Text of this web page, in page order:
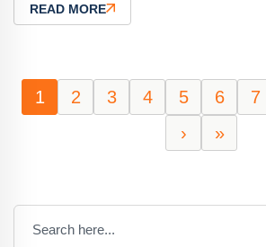
READ MORE
1 2 3 4 5 6 7
›
»